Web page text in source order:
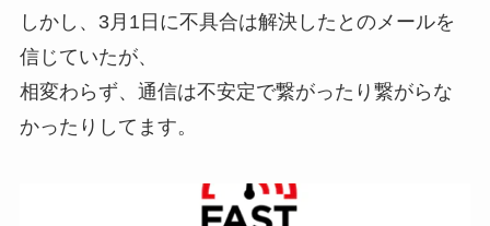
しかし、3月1日に不具合は解決したとのメールを
信じていたが、
相変わらず、通信は不安定で繋がったり繋がらな
かったりしてます。